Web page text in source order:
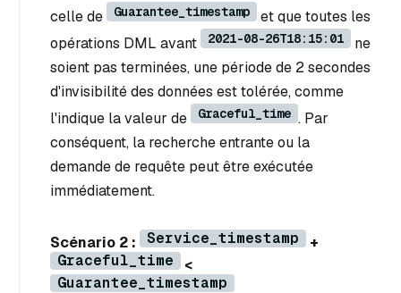
celle de
Guarantee_timestamp
et que toutes les
opérations DML avant
2021-08-26T18:15:01
ne
soient pas terminées, une période de 2 secondes
d'invisibilité des données est tolérée, comme
l'indique la valeur de
Graceful_time . Par
conséquent, la recherche entrante ou la
demande de requête peut être exécutée
immédiatement.
Scénario 2 : Service_timestamp
+
Graceful_time
<
Guarantee_timestamp